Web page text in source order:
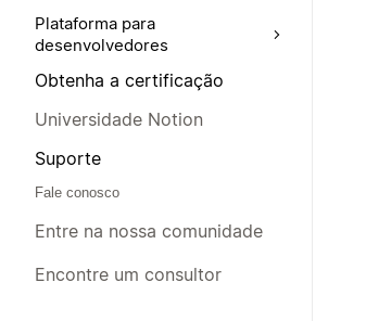
Plataforma para
desenvolvedores
Obtenha a certificação
Universidade Notion
Suporte
Fale conosco
Entre na nossa comunidade
Encontre um consultor